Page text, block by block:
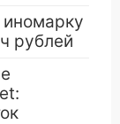
иномарку
рублей